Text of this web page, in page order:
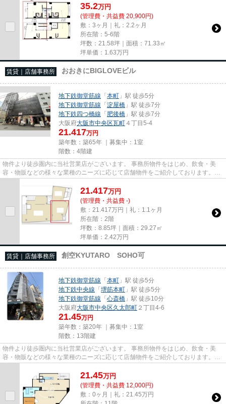
35.2万円
(管理費・共益費 20,900円)
敷：3ヶ月｜礼：2.2ヶ月
所在階：5-6階
坪数：21.58坪｜面積：71.33㎡
坪単価： 1.63万円
賃貸｜店舗事務所 おおきにBIGLOVEビル
地下鉄御堂筋線 「本町 」駅 徒歩5分
地下鉄御堂筋線 「淀屋橋 」駅 徒歩7分
地下鉄四つ橋線 「肥後橋 」駅 徒歩7分
大阪府大阪市中央区瓦町 ４丁目5-4
21.417万円
築年数：築65年 ｜募集中： 1室
階数：4階建
物件より徒歩圏内に当社営業店がございます。 事務所物件をはじめ、飲食・美
容・物販などの様々な業種のニーズに応じて店舗物件をご紹介しております。
尚、弊社ではおとり広告は一切...
21.417万円
(管理費・共益費 -)
敷：21.417万円｜礼：1.1ヶ月
所在階：2階
坪数：8.85坪｜面積：29.27㎡
坪単価： 2.42万円
賃貸｜店舗事務所 創空KYUTARO SOHO可
地下鉄御堂筋線 「本町 」駅 徒歩5分
地下鉄中央線 「堺筋本町 」駅 徒歩5分
地下鉄御堂筋線 「心斎橋 」駅 徒歩10分
大阪府大阪市中央区久太郎町 ２丁目4-6
21.45万円
築年数：築20年 ｜募集中： 1室
階数：13階建
物件より徒歩圏内に当社営業店がございます。 事務所物件をはじめ、飲食・美
容・物販などの様々な業種のニーズに応じて店舗物件をご紹介しております。
尚、弊社ではおとり広告は一切...
21.45万円
(管理費・共益費 12,000円)
敷：0ヶ月｜礼：21.45万円